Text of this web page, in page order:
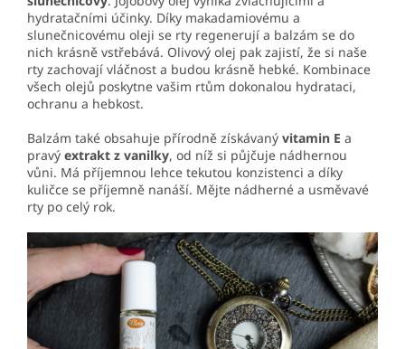
hydratačními účinky. Díky makadamiovému a
slunečnicovému oleji se rty regenerují a balzám se do
nich krásně vstřebává. Olivový olej pak zajistí, že si naše
rty zachovají vláčnost a budou krásně hebké. Kombinace
všech olejů poskytne vašim rtům dokonalou hydrataci,
ochranu a hebkost.
Balzám také obsahuje přírodně získávaný vitamin E a
pravý extrakt z vanilky, od níž si půjčuje nádhernou
vůni. Má příjemnou lehce tekutou konzistenci a díky
kuličce se příjemně nanáší. Mějte nádherné a usměvavé
rty po celý rok.